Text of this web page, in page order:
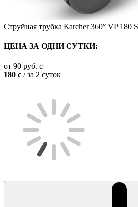
Струйная трубка Karcher 360° VP 180 S
ЦЕНА ЗА ОДНИ СУТКИ:
от 90 руб. c
180 c / за 2 суток